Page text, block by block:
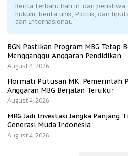
Berita terbaru hari ini dari
hukum, berita unik, Politik, dan
dan Internasional.
BGN Pastikan Program MBG Tetap
Mengganggu Anggaran Pendidikan
August 4, 2026
Hormati Putusan MK, Pemerintah
Anggaran MBG Berjalan Terukur
August 4, 2026
MBG Jadi Investasi Jangka Panjang
Generasi Muda Indonesia
August 4, 2026